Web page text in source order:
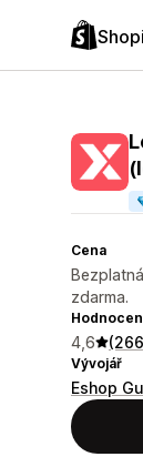
Cena
zdarma.
4,6
Vývojář
Eshop